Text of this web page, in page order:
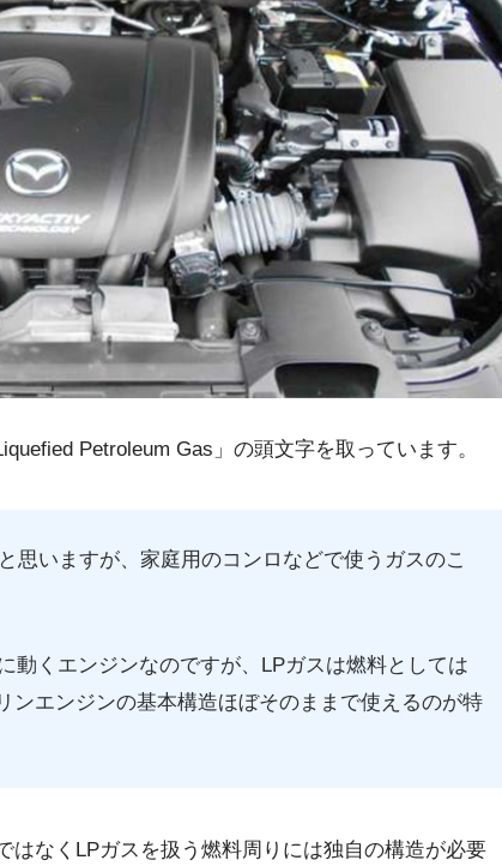
Petroleum Gas」の頭文字を取っています。
思いますが、家庭用のコンロなどで使うガスのこ
動くエンジンなのですが、LPガスは燃料としては
ンエンジンの基本構造ほぼそのままで使えるのが特
はなくLPガスを扱う燃料周りには独自の構造が必要